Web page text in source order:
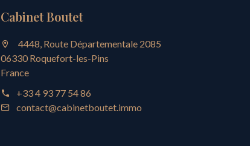
Cabinet Boutet
4448, Route Départementale 2085
06330 Roquefort-les-Pins
France
+33 4 93 77 54 86
contact@cabinetboutet.immo